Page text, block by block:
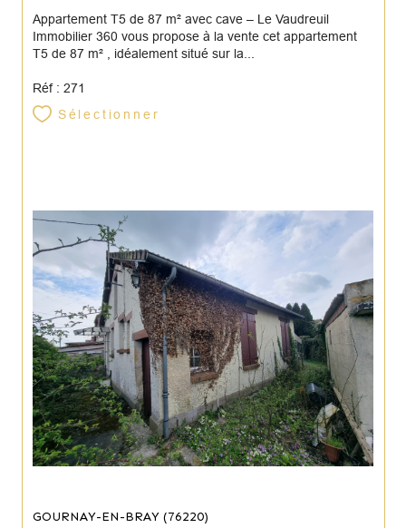
Appartement T5 de 87 m² avec cave – Le Vaudreuil
Immobilier 360 vous propose à la vente cet appartement
T5 de 87 m² , idéalement situé sur la...
Réf : 271
Sélectionner
GOURNAY-EN-BRAY (76220)